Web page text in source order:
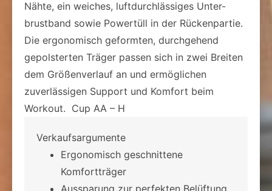
Nähte, ein weiches, luftdurchlässiges Unter-
brustband sowie Powertüll in der Rückenpartie.
Die ergonomisch geformten, durchgehend
gepolsterten Träger passen sich in zwei Breiten
dem Größenverlauf an und ermöglichen
zuverlässigen Support und Komfort beim
Workout. Cup AA – H
Verkaufsargumente
Ergonomisch geschnittene
Komfortträger
Aussparung zur perfekten Belüftung